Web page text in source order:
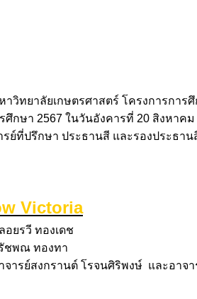
าวิทยาลัยเกษตรศาสตร์ โครงการก
ศึกษา 2567 ในวันอังคารที่ 20 สิงหาค
รย์ที่ปรึกษา ประธานสี และรองประธาน
Victoria
อยรวี ทองเดช
ชพณ ทองทา
จารย์สงกรานต์ โรจนศิริพงษ์ และอาจ